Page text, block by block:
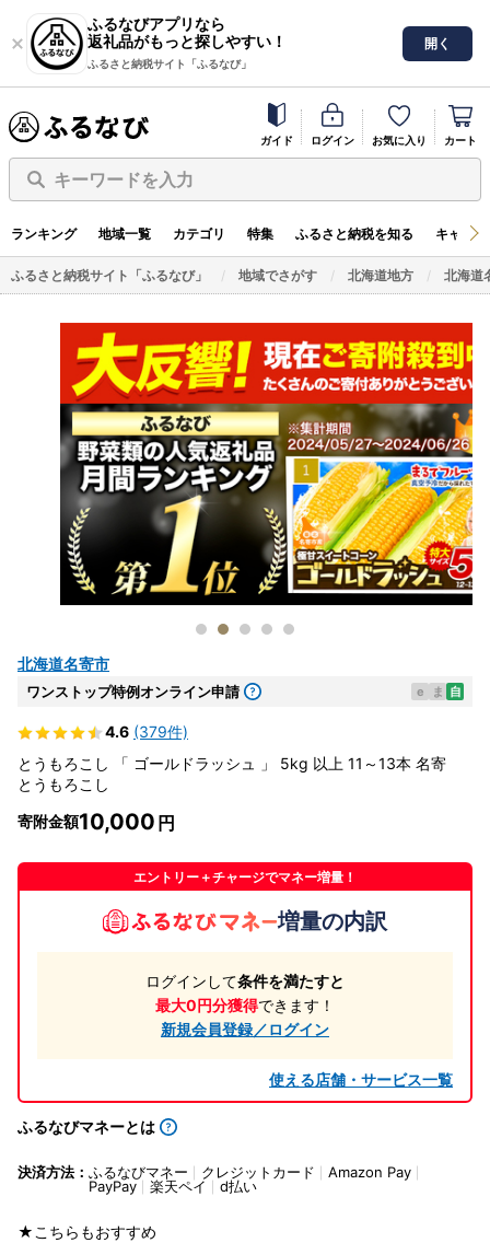
ふるなびアプリなら
返礼品がもっと探しやすい！
ふるさと納税サイト「ふるなび」
開く
ガイド ログイン お気に入り カート
キーワードを入力
ランキング 地域一覧 カテゴリ 特集 ふるさと納税を知る キャン
ふるさと納税サイト「ふるなび」 地域でさがす 北海道地方 北海道
北海道名寄市
ワンストップ特例オンライン申請 e ま 自
4.6 (379件)
とうもろこし 「 ゴールドラッシュ 」 5kg 以上 11～13本 名寄
とうもろこし
寄附金額10,000
エントリー＋チャージでマネー増量！
増量の内訳
ログインして条件を満たすと
最大0円分獲得できます！
新規会員登録／ログイン
使える店舗・サービス一覧
ふるなびマネーとは
決済方法： ふるなびマネー クレジットカード
Amazon Pay
PayPay
楽天ペイ d払い
★こちらもおすすめ